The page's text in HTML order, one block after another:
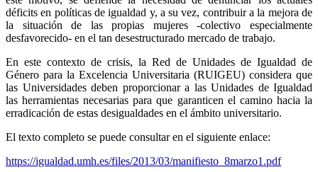
déficits en políticas de igualdad y, a su vez, contribuir a la mejora de
la situación de las propias mujeres -colectivo especialmente
desfavorecido- en el tan desestructurado mercado de trabajo.
En este contexto de crisis, la Red de Unidades de Igualdad de
Género para la Excelencia Universitaria (RUIGEU) considera que
las Universidades deben proporcionar a las Unidades de Igualdad
las herramientas necesarias para que garanticen el camino hacia la
erradicación de estas desigualdades en el ámbito universitario.
El texto completo se puede consultar en el siguiente enlace:
https://igualdad.umh.es/files/2013/03/manifiesto_8marzo1.pdf